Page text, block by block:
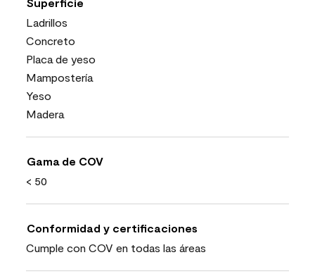
Superficie
Ladrillos
Concreto
Placa de yeso
Mampostería
Yeso
Madera
Gama de COV
< 50
Conformidad y certificaciones
Cumple con COV en todas las áreas